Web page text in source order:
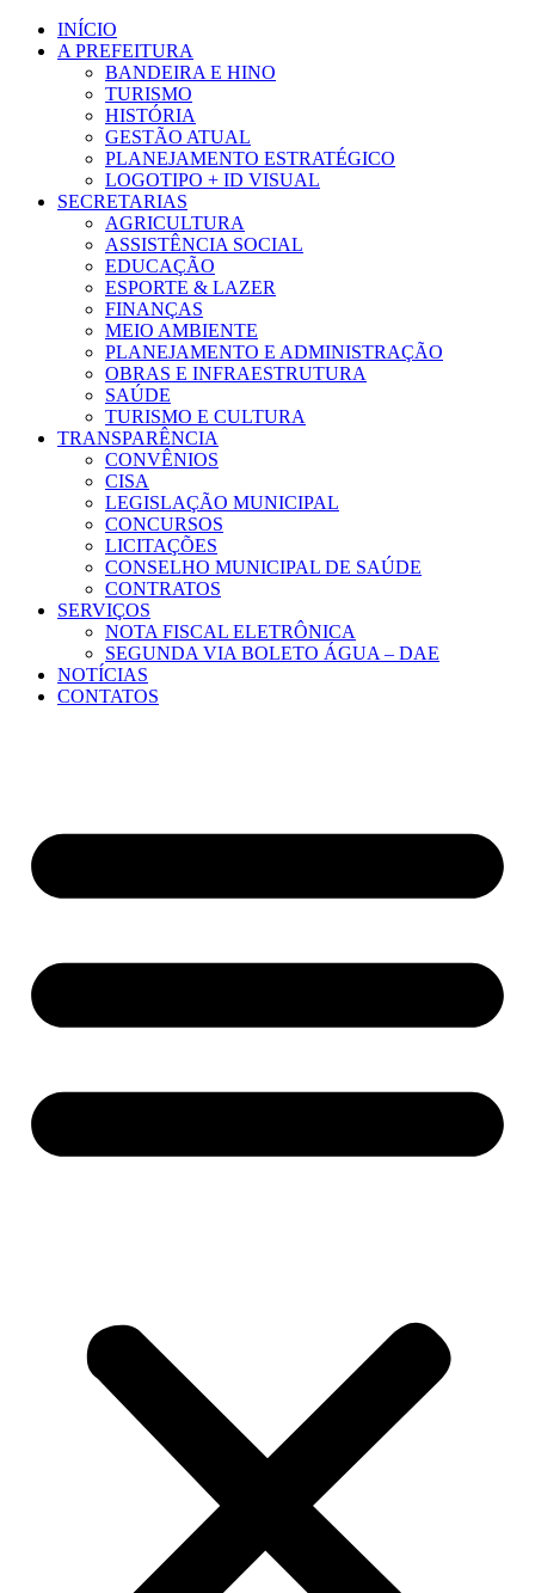
para
INÍCIO
A PREFEITURA
BANDEIRA E HINO
TURISMO
HISTÓRIA
GESTÃO ATUAL
PLANEJAMENTO ESTRATÉGICO
LOGOTIPO + ID VISUAL
SECRETARIAS
AGRICULTURA
ASSISTÊNCIA SOCIAL
EDUCAÇÃO
ESPORTE & LAZER
FINANÇAS
MEIO AMBIENTE
PLANEJAMENTO E ADMINISTRAÇÃO
OBRAS E INFRAESTRUTURA
SAÚDE
TURISMO E CULTURA
TRANSPARÊNCIA
CONVÊNIOS
CISA
LEGISLAÇÃO MUNICIPAL
CONCURSOS
LICITAÇÕES
CONSELHO MUNICIPAL DE SAÚDE
CONTRATOS
SERVIÇOS
NOTA FISCAL ELETRÔNICA
SEGUNDA VIA BOLETO ÁGUA – DAE
NOTÍCIAS
CONTATOS